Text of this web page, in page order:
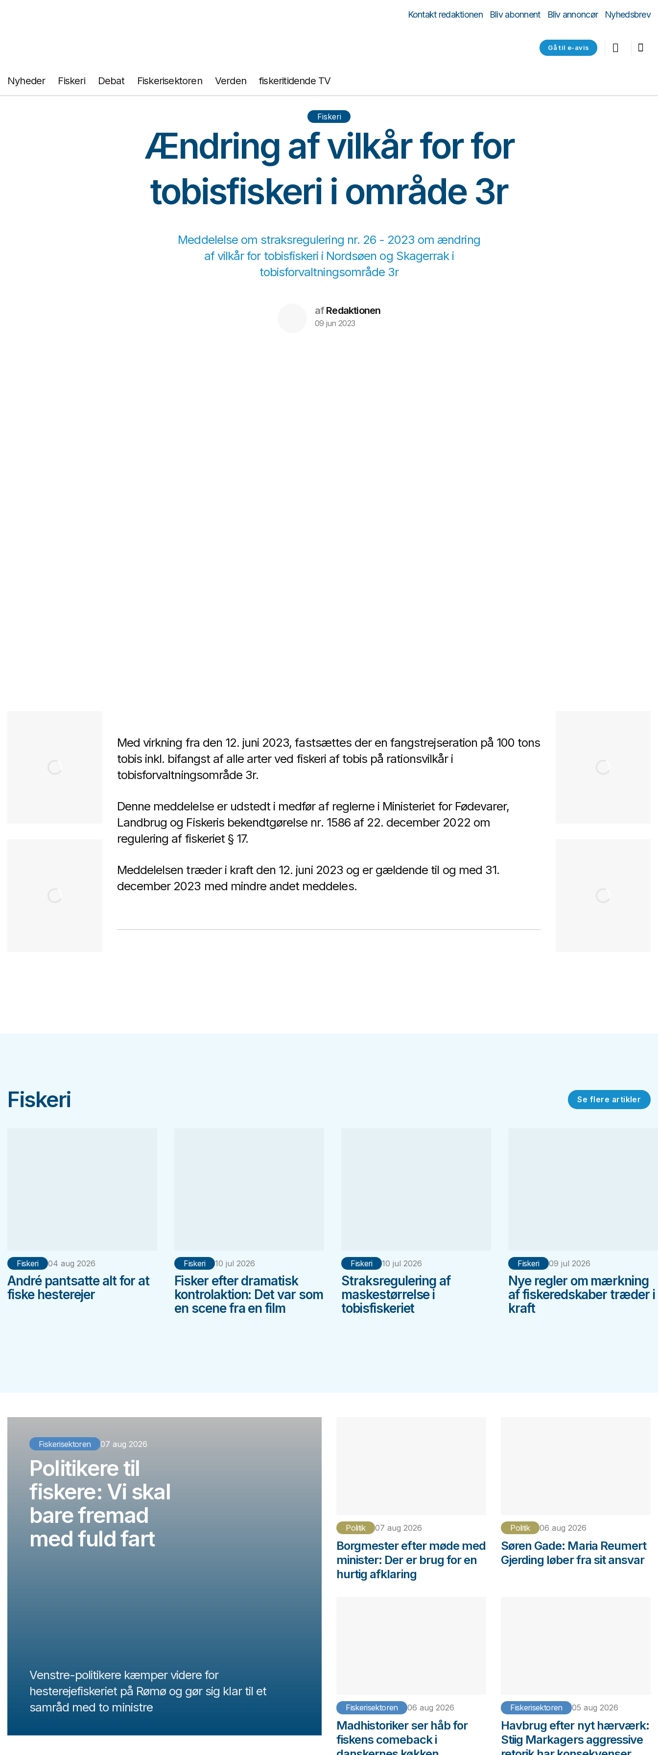
Kontakt redaktionen Bliv abonnent Bliv annoncør Nyhedsbrev
Gå til e-avis
Nyheder Fiskeri Debat Fiskerisektoren Verden fiskeritidende TV
Fiskeri
Ændring af vilkår for for
tobisfiskeri i område 3r
Meddelelse om straksregulering nr. 26 - 2023 om ændring
af vilkår for tobisfiskeri i Nordsøen og Skagerrak i
tobisforvaltningsområde 3r
afRedaktionen
09 jun 2023
Med virkning fra den 12. juni 2023, fastsættes der en fangstrejseration på 100 tons
tobis inkl. bifangst af alle arter ved fiskeri af tobis på rationsvilkår i
tobisforvaltningsområde 3r.
Denne meddelelse er udstedt i medfør af reglerne i Ministeriet for Fødevarer,
Landbrug og Fiskeris bekendtgørelse nr. 1586 af 22. december 2022 om
regulering af fiskeriet § 17.
Meddelelsen træder i kraft den 12. juni 2023 og er gældende til og med 31.
december 2023 med mindre andet meddeles.
Fiskeri Se flere artikler
Fiskeri 04 aug 2026
André pantsatte alt for at
fiske hesterejer
Fiskeri 10 jul 2026
Fisker efter dramatisk
kontrolaktion: Det var som
en scene fra en film
Fiskeri 10 jul 2026
Straksregulering af
maskestørrelse i
tobisfiskeriet
Fiskeri 09 jul 2026
Nye regler om mærkning
af fiskeredskaber træder i
kraft
Fiskerisektoren 07 aug 2026
Politikere til
fiskere: Vi skal
bare fremad
med fuld fart
Venstre-politikere kæmper videre for
hesterejefiskeriet på Rømø og gør sig klar til et
samråd med to ministre
Politik 07 aug 2026
Borgmester efter møde med
minister: Der er brug for en
hurtig afklaring
Politik 06 aug 2026
Søren Gade: Maria Reumert
Gjerding løber fra sit ansvar
Fiskerisektoren 06 aug 2026
Madhistoriker ser håb for
fiskens comeback i
Fiskerisektoren 05 aug 2026
Havbrug efter nyt hærværk:
Stiig Markagers aggressive